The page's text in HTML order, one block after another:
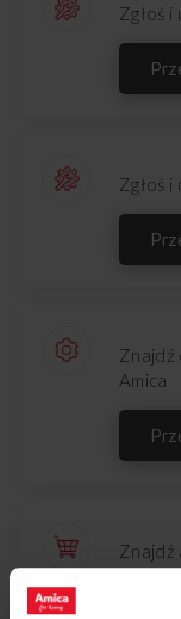
Zgłoś
Zgłoś
Znajdź
Amica
Znajdź